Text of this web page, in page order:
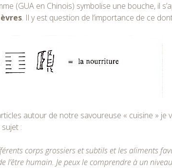
(GUA en Chinois) symbolise une bouche, il
. Il y est question de l’importance de ce
autour de notre savoureuse « cuisine » je
:
corps grossiers et subtils et les aliments
humain. Je peux le comprendre à un